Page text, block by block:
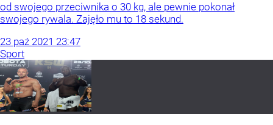
od swojego przeciwnika o 30 kg, ale pewnie pokonał
swojego rywala. Zajęło mu to 18 sekund.
23 paź 2021 23:47
Sport